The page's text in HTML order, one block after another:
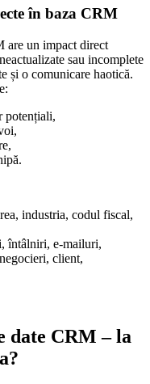
în baza CRM
are un impact direct
sau incomplete
și o comunicare haotică.
potențiali,
industria, codul fiscal,
întâlniri, e-mailuri,
client,
date CRM – la